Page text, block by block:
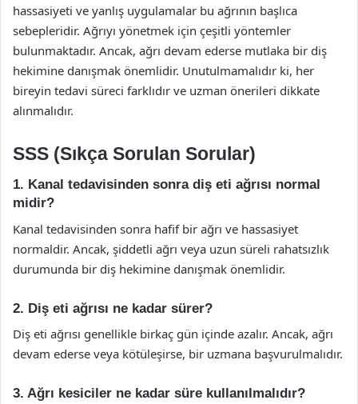
hassasiyeti ve yanlış uygulamalar bu ağrının başlıca
sebepleridir. Ağrıyı yönetmek için çeşitli yöntemler
bulunmaktadır. Ancak, ağrı devam ederse mutlaka bir diş
hekimine danışmak önemlidir. Unutulmamalıdır ki, her
bireyin tedavi süreci farklıdır ve uzman önerileri dikkate
alınmalıdır.
SSS (Sıkça Sorulan Sorular)
1. Kanal tedavisinden sonra diş eti ağrısı normal
midir?
Kanal tedavisinden sonra hafif bir ağrı ve hassasiyet
normaldir. Ancak, şiddetli ağrı veya uzun süreli rahatsızlık
durumunda bir diş hekimine danışmak önemlidir.
2. Diş eti ağrısı ne kadar sürer?
Diş eti ağrısı genellikle birkaç gün içinde azalır. Ancak, ağrı
devam ederse veya kötüleşirse, bir uzmana başvurulmalıdır.
3. Ağrı kesiciler ne kadar süre kullanılmalıdır?